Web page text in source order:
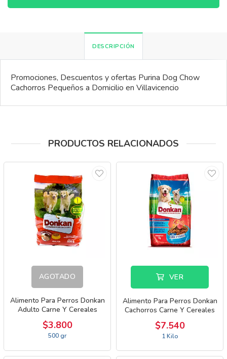
DESCRIPCIÓN
Promociones, Descuentos y ofertas Purina Dog Chow
Cachorros Pequeños a Domicilio en Villavicencio
PRODUCTOS RELACIONADOS
AGOTADO
Alimento Para Perros Donkan
Adulto Carne Y Cereales
$3.800
500 gr
VER
Alimento Para Perros Donkan
Cachorros Carne Y Cereales
$7.540
1 Kilo